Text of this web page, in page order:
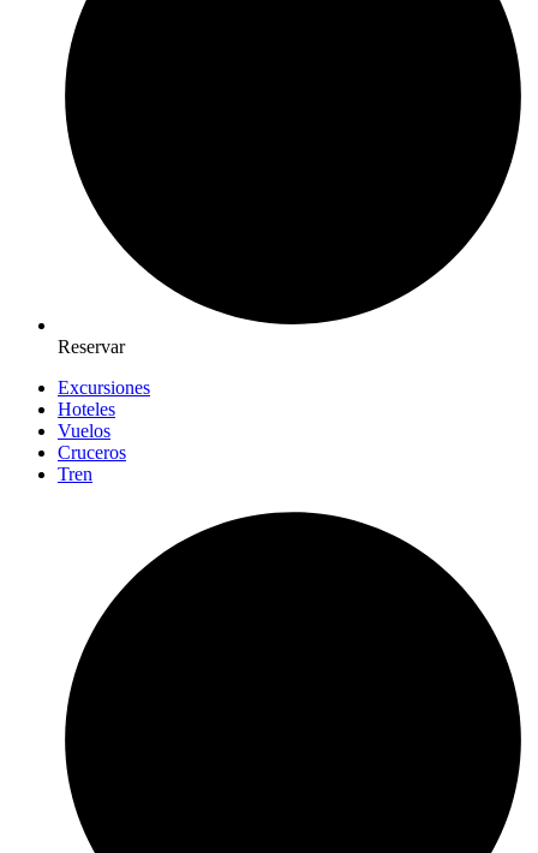
Reservar
Excursiones
Hoteles
Vuelos
Cruceros
Tren